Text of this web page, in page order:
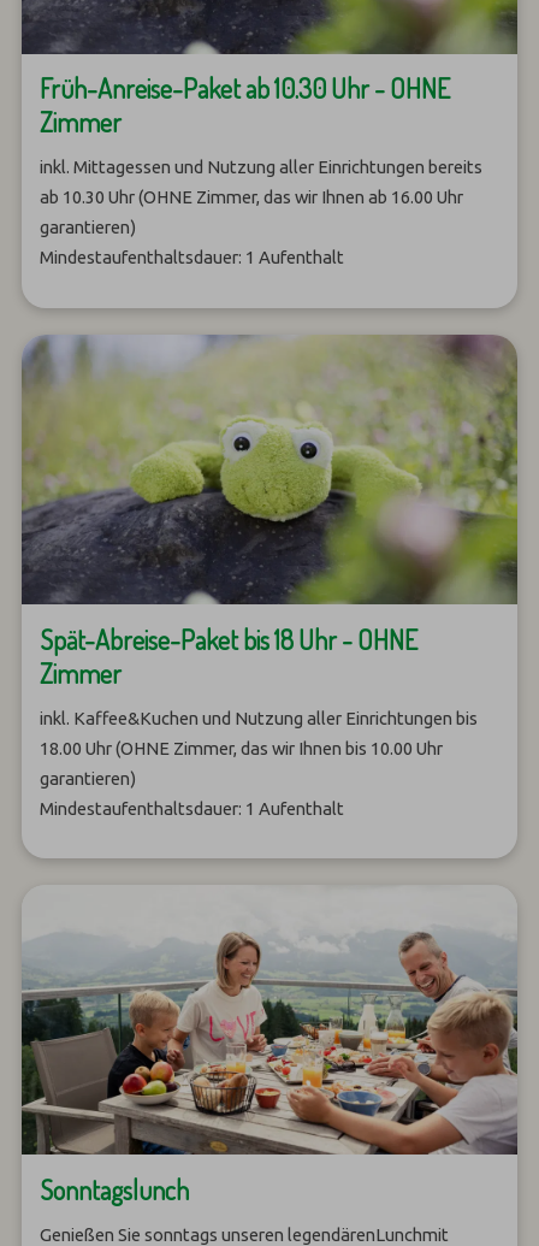
Früh-Anreise-Paket ab 10.30 Uhr - OHNE
Zimmer
inkl. Mittagessen und Nutzung aller Einrichtungen bereits
ab 10.30 Uhr (OHNE Zimmer, das wir Ihnen ab 16.00 Uhr
garantieren)
Mindestaufenthaltsdauer: 1 Aufenthalt
Spät-Abreise-Paket bis 18 Uhr - OHNE
Zimmer
inkl. Kaffee&Kuchen und Nutzung aller Einrichtungen bis
18.00 Uhr (OHNE Zimmer, das wir Ihnen bis 10.00 Uhr
garantieren)
Mindestaufenthaltsdauer: 1 Aufenthalt
Sonntagslunch
Genießen Sie sonntags unseren legendärenLunchmit